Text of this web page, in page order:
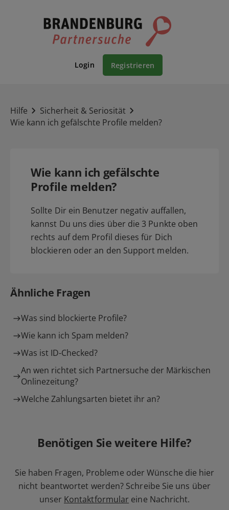
Login Registrieren
Hilfe
Sicherheit & Seriosität
Wie kann ich gefälschte Profile melden?
Wie kann ich gefälschte
Profile melden?
Sollte Dir ein Benutzer negativ auffallen,
kannst Du uns dies über die 3 Punkte oben
rechts auf dem Profil dieses für Dich
blockieren oder an den Support melden.
Ähnliche Fragen
Was sind blockierte Profile?
Wie kann ich Spam melden?
Was ist ID-Checked?
An wen richtet sich Partnersuche der Märkischen
Onlinezeitung?
Welche Zahlungsarten bietet ihr an?
Benötigen Sie weitere Hilfe?
Sie haben Fragen, Probleme oder Wünsche die hier
nicht beantwortet werden? Schreibe Sie uns über
unser Kontaktformular eine Nachricht.